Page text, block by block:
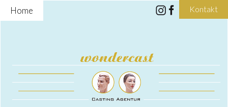
Home Kontakt